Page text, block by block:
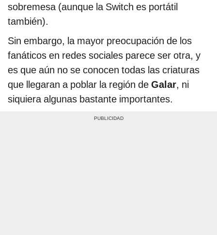
sobremesa (aunque la Switch es portátil
también).
Sin embargo, la mayor preocupación de los
fanáticos en redes sociales parece ser otra, y
es que aún no se conocen todas las criaturas
que llegaran a poblar la región de Galar, ni
siquiera algunas bastante importantes.